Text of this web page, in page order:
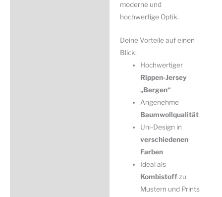
moderne und
hochwertige Optik.
Deine Vorteile auf einen
Blick:
Hochwertiger
Rippen-Jersey
„Bergen“
Angenehme
Baumwollqualität
Uni-Design in
verschiedenen
Farben
Ideal als
Kombistoffzu
Mustern und Prints